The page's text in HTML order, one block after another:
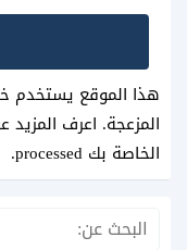
هذا الموقع يستخدم
المزعجة. اعرف المزيد
الخاصة بك processed
.